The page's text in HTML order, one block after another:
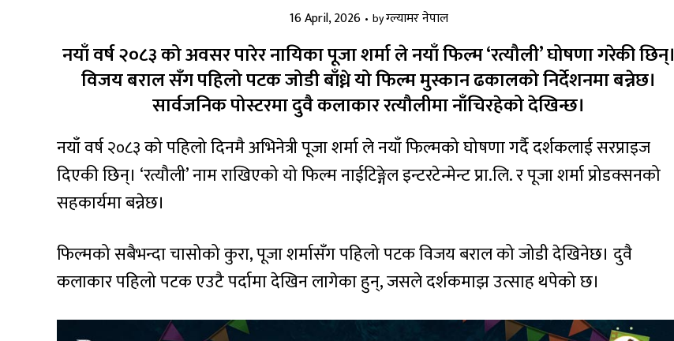
16 April, 2026 byग्ल्यामर नेपाल
नयाँ वर्ष २०८३ को अवसर पारेर नायिका पूजा शर्मा ले नयाँ फिल्म ‘रत्यौली’ घोषणा गरेकी छिन्।
विजय बराल सँग पहिलो पटक जोडी बाँध्ने यो फिल्म मुस्कान ढकालको निर्देशनमा बन्नेछ।
सार्वजनिक पोस्टरमा दुवै कलाकार रत्यौलीमा नाँचिरहेको देखिन्छ।
नयाँ वर्ष २०८३ को पहिलो दिनमै अभिनेत्री पूजा शर्मा ले नयाँ फिल्मको घोषणा गर्दै दर्शकलाई सरप्राइज
दिएकी छिन्। ‘रत्यौली’ नाम राखिएको यो फिल्म नाईटिङ्गेल इन्टरटेन्मेन्ट प्रा.लि. र पूजा शर्मा प्रोडक्सनको
सहकार्यमा बन्नेछ।
फिल्मको सबैभन्दा चासोको कुरा, पूजा शर्मासँग पहिलो पटक विजय बराल को जोडी देखिनेछ। दुवै
कलाकार पहिलो पटक एउटै पर्दामा देखिन लागेका हुन्, जसले दर्शकमाझ उत्साह थपेको छ।